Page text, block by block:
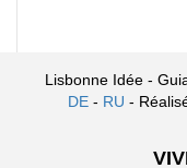
Lisbonne Idée -
DE- RU -